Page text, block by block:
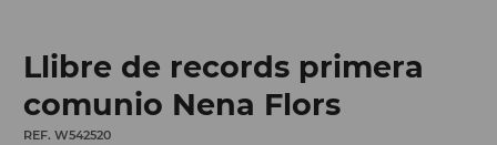
Llibre de records primera
comunio Nena Flors
REF. W542520